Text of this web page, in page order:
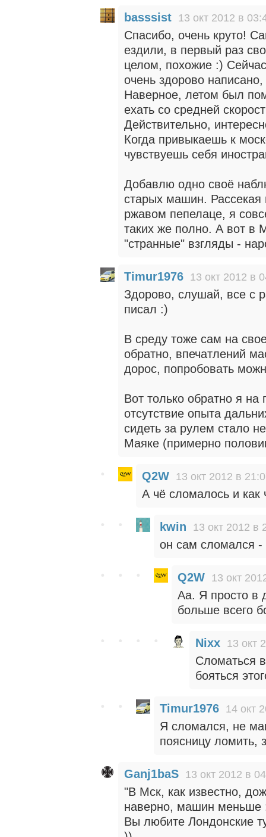
basssist 13 окт 2012 в
Спасибо, очень круто!
ездили, в первый раз
целом, похожие :)
очень здорово
Наверное, летом был
ехать со средней
Действительно,
Когда привыкаешь к
чувствуешь себя
Добавлю одно своё
старых машин. Рассекая
ржавом пепелаце, я
таких же полно. А вот в
"странные" взгляды -
Timur1976 13 окт 2012 в
Здорово, слушай, все с
писал :)
В среду тоже сам на
обратно, впечатлений
дорос, попробовать
Вот только обратно я на
отсутствие опыта
сидеть за рулем стало
Маяке (примерно
Q2W 13 окт 2012 в
А чё сломалось и как
kwin 13 окт 2012 в
он сам сломался -
Q2W 13 окт
Аа. Я просто в
больше всего
Nixx 13 окт
Сломаться
бояться
Timur1976 14 окт
Я сломался, не
поясницу ломить,
Ganj1baS 13 окт 2012 в
"В Мск, как известно,
наверно, машин меньше
Вы любите Лондонские